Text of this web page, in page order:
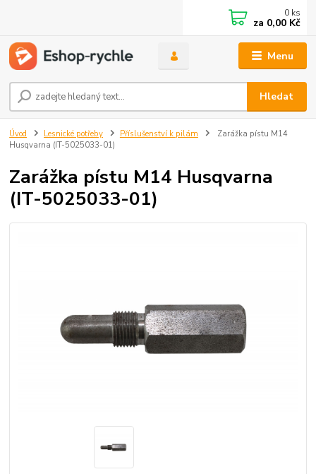
Menu
Hledat
0 ks
za 0,00 Kč
Úvod Lesnické potřeby Příslušenství k pilám
Zarážka pístu M14
Husqvarna (IT-5025033-01)
Zarážka pístu M14 Husqvarna
(IT-5025033-01)